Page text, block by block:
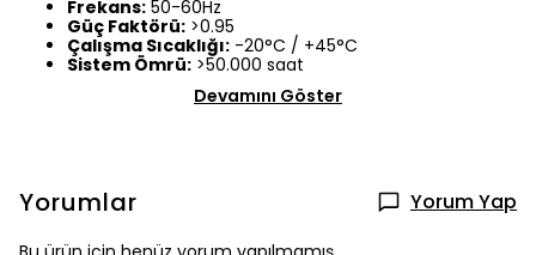
Frekans: 50-60Hz
Güç Faktörü: >0.95
Çalışma Sıcaklığı: -20°C / +45°C
Sistem Ömrü: >50.000 saat
Devamını Göster
Yorumlar Yorum Yap